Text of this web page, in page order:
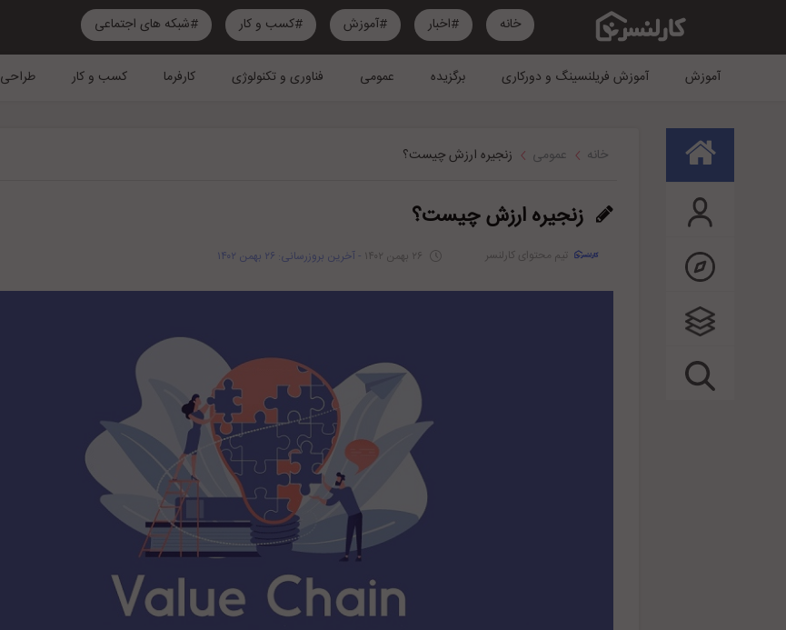
خانه #اخبار #آموزش #کسب و کار #شبکه های اجتماعی
آموزش آموزش فریلنسینگ و دورکاری برگزیده عمومی فناوری و تکنولوژی کارفرما کسب و کار
خانه عمومی زنجیره ارزش چیست؟
زنجیره ارزش چیست؟
تیم محتوای کارلنسر - آخرین بروزرسانی: ۲۶ بهمن ۱۴۰۲